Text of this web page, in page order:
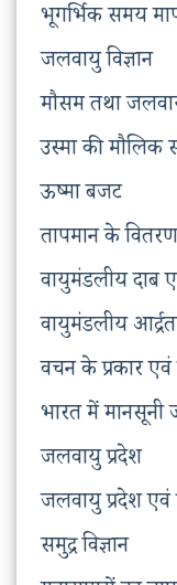
भूगर्भिक समय
जलवायु विज्ञान
मौसम तथा
उस्मा की मौलिक
ऊष्मा बजट
तापमान के
वायुमंडलीय दाब
वायुमंडलीय
वचन के प्रकार एवं
भारत में
जलवायु प्रदेश
जलवायु प्रदेश एवं
समुद्र विज्ञान